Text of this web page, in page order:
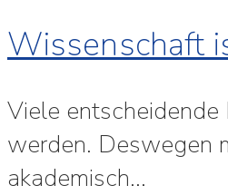
Wissenschaft
Viele
werden. Deswegen
akademisch…